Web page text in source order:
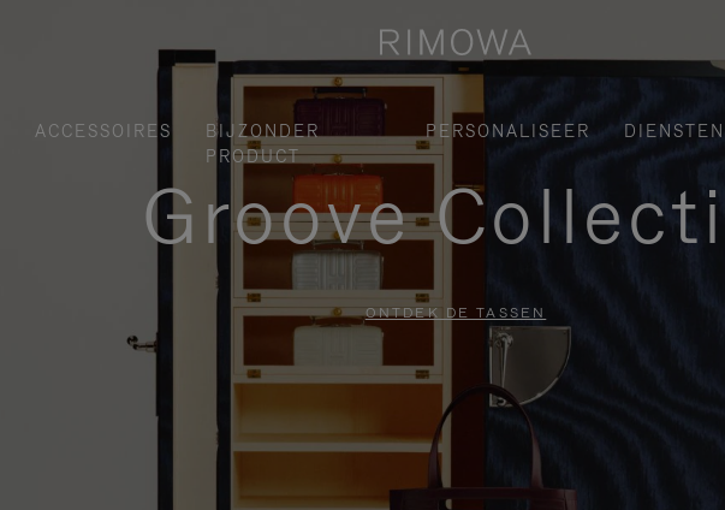
ACCESSOIRES
BIJZONDER
PRODUCT
PERSONALISEER DIENSTEN
Groove
ONTDEK DE TASSEN